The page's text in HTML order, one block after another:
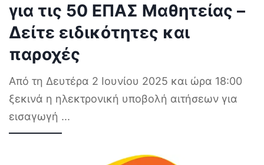
για τις 50 ΕΠΑΣ Μαθητείας –
Δείτε ειδικότητες και
παροχές
Από τη Δευτέρα 2 Ιουνίου 2025 και ώρα 18:00
ξεκινά η ηλεκτρονική υποβολή αιτήσεων για
εισαγωγή ...